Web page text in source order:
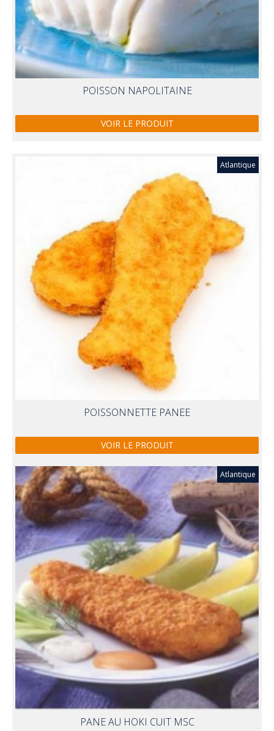
POISSON NAPOLITAINE
VOIR LE PRODUIT
Atlantique
POISSONNETTE PANEE
VOIR LE PRODUIT
Atlantique
PANE AU HOKI CUIT MSC